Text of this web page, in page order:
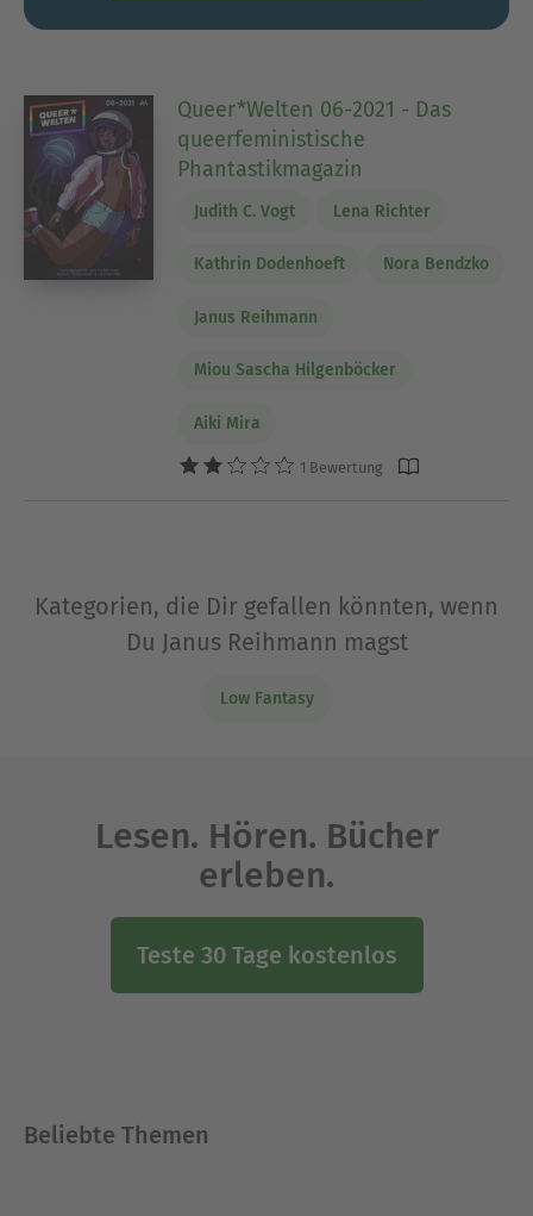
Queer*Welten 06-2021 - Das
queerfeministische
Phantastikmagazin
Judith C. Vogt Lena Richter
Kathrin Dodenhoeft Nora Bendzko
Janus Reihmann
Miou Sascha Hilgenböcker
Aiki Mira
1 Bewertung
Kategorien, die Dir gefallen könnten, wenn
Du Janus Reihmann magst
Low Fantasy
Lesen. Hören. Bücher
erleben.
Teste 30 Tage kostenlos
Beliebte Themen